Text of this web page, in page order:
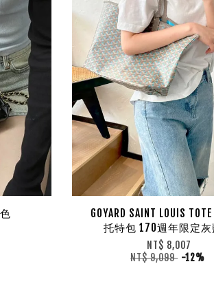
GOYARD SAINT LOUIS
托特包 170週年限定
NT$ 8,007
NT$ 9,099 -12%